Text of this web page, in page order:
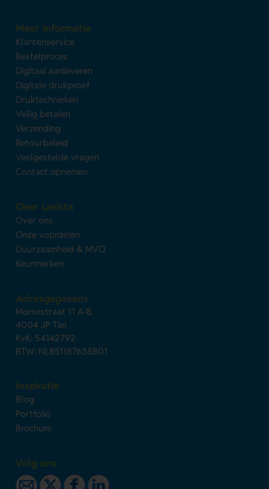
Meer informatie
Klantenservice
Bestelproces
Digitaal aanleveren
Digitale drukproef
Druktechnieken
Veilig betalen
Verzending
Retourbeleid
Veelgestelde vragen
Contact opnemen
Over Lavista
Over ons
Onze voordelen
Duurzaamheid & MVO
Keurmerken
Adresgegevens
Morsestraat 11 A-B
4004 JP Tiel
KvK: 54142792
BTW: NL851187638B01
Inspiratie
Blog
Portfolio
Brochure
Volg ons